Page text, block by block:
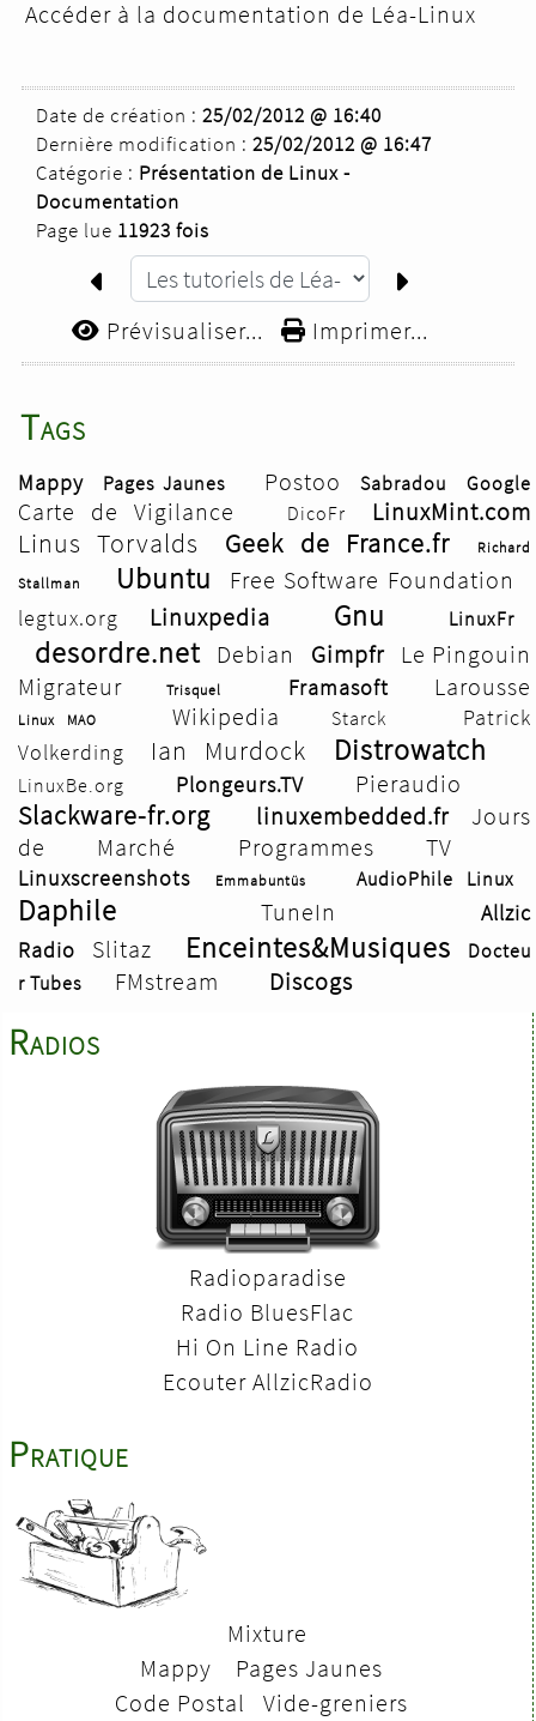
Radios
Radioparadise
Radio BluesFlac
Hi On Line Radio
Ecouter AllzicRadio
Pratique
Mixture
Mappy
Pages Jaunes
Code Postal
Vide-greniers
Accéder à la documentation de Léa-Linux
Date de création : 25/02/2012 @ 16:40
Dernière modification : 25/02/2012 @ 16:47
Catégorie : Présentation de Linux -
Documentation
Page lue 11923 fois
Prévisualiser... Imprimer...
Tags
Mappy Pages Jaunes Postoo Sabradou Google
Carte de Vigilance DicoFr LinuxMint.com
Linus Torvalds Geek de France.fr
Richard
Stallman
Ubuntu Free Software Foundation
legtux.org Linuxpedia Gnu LinuxFr
desordre.net Debian Gimpfr
Le Pingouin
Migrateur
Trisquel Framasoft Larousse
Linux MAO Wikipedia Starck
Patrick
Volkerding
Ian Murdock Distrowatch
LinuxBe.org Plongeurs.TV Pieraudio
Slackware-fr.org linuxembedded.fr
Jours
de Marché
Programmes TV
Linuxscreenshots Emmabuntüs AudioPhile Linux
Daphile TuneIn
Allzic
Radio
Slitaz Enceintes&Musiques
Docteu
r Tubes
FMstream Discogs